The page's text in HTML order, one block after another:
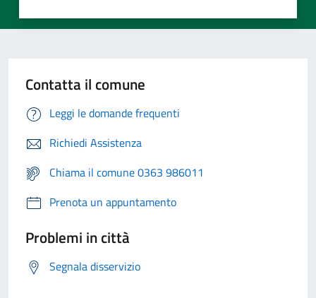
Contatta il comune
Leggi le domande frequenti
Richiedi Assistenza
Chiama il comune 0363 986011
Prenota un appuntamento
Problemi in città
Segnala disservizio